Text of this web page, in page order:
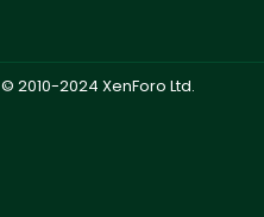
© 2010-2024 XenForo Ltd.